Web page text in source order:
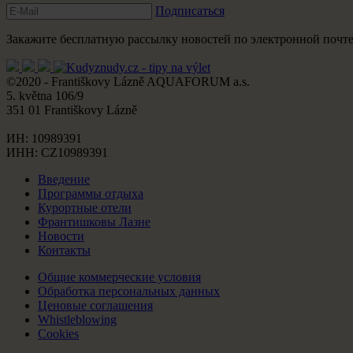
Подписаться
Закажите бесплатную рассылку новостей по электронной
©2020 - Františkovy Lázně AQUAFORUM a.s.
5. května 106/9
351 01 Františkovy Lázně
ИН: 10989391
ИНН: CZ10989391
Введение
Программы отдыха
Курортные отели
Франтишковы Лазне
Новости
Контакты
Общие коммерческие условия
Обработка персональных данных
Ценовые соглашения
Whistleblowing
Cookies